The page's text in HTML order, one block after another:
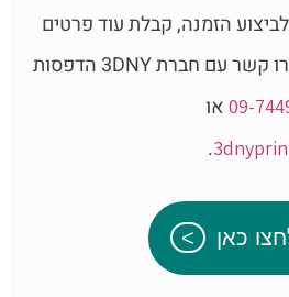
הזמנה, קבלת עוד פרטים
וייעוץ מקצועי בנושא, צרו קשר עם חברת 3DNY הדפסות
09- או
.
כאן